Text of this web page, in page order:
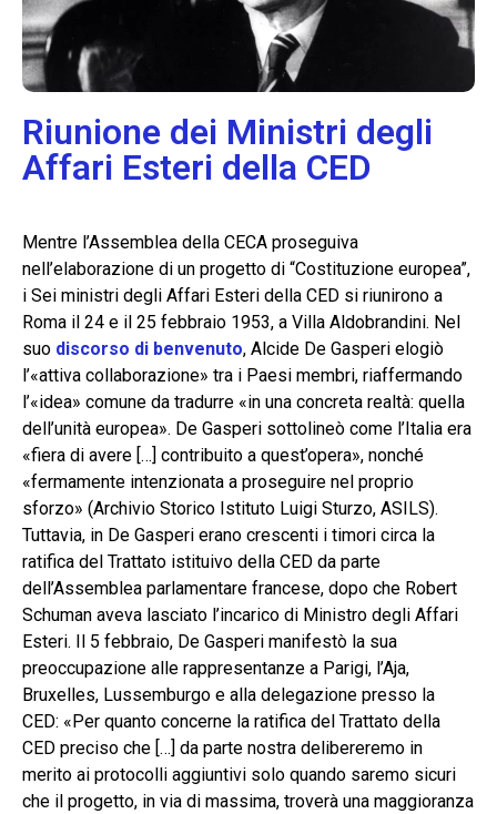
Riunione dei Ministri degli
Affari Esteri della CED
Mentre l’Assemblea della CECA proseguiva
nell’elaborazione di un progetto di “Costituzione europea”,
i Sei ministri degli Affari Esteri della CED si riunirono a
Roma il 24 e il 25 febbraio 1953, a Villa Aldobrandini. Nel
suo discorso di benvenuto, Alcide De Gasperi elogiò
l’«attiva collaborazione» tra i Paesi membri, riaffermando
l’«idea» comune da tradurre «in una concreta realtà: quella
dell’unità europea». De Gasperi sottolineò come l’Italia era
«fiera di avere […] contribuito a quest’opera», nonché
«fermamente intenzionata a proseguire nel proprio
sforzo» (Archivio Storico Istituto Luigi Sturzo, ASILS).
Tuttavia, in De Gasperi erano crescenti i timori circa la
ratifica del Trattato istituivo della CED da parte
dell’Assemblea parlamentare francese, dopo che Robert
Schuman aveva lasciato l’incarico di Ministro degli Affari
Esteri. Il 5 febbraio, De Gasperi manifestò la sua
preoccupazione alle rappresentanze a Parigi, l’Aja,
Bruxelles, Lussemburgo e alla delegazione presso la
CED: «Per quanto concerne la ratifica del Trattato della
CED preciso che […] da parte nostra delibereremo in
merito ai protocolli aggiuntivi solo quando saremo sicuri
che il progetto, in via di massima, troverà una maggioranza